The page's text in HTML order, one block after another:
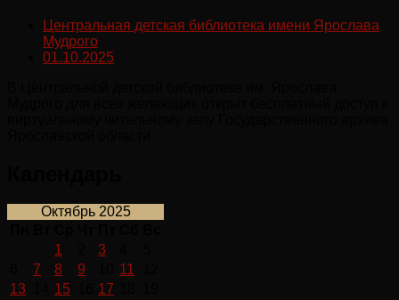
Центральная детская библиотека имени Ярослава
Мудрого
01.10.2025
Октябрь 2025
1
3
7 8 9 11
13
15 17